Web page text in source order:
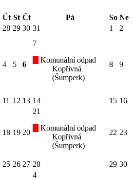
Út St Čt Pá So Ne
28 29 30 31 1
2
4 5 6
7
Komunální odpad
Kopřivná
(Šumperk)
8 9
11 12 13 14 15 16
18 19 20
21
Komunální odpad
Kopřivná
(Šumperk)
22 23
25 26 27 28 29 30
4